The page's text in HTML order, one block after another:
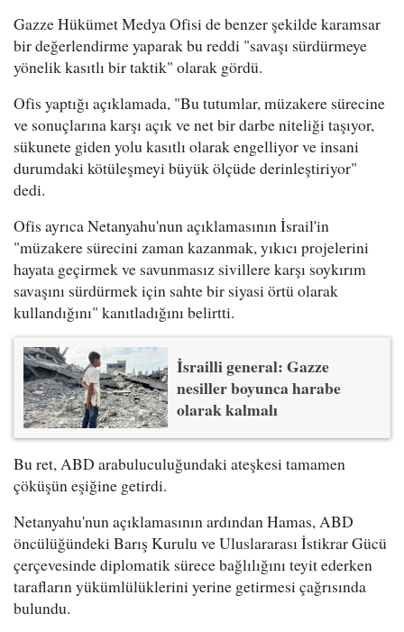
Gazze Hükümet Medya Ofisi de benzer şekilde karamsar
bir değerlendirme yaparak bu reddi "savaşı sürdürmeye
yönelik kasıtlı bir taktik" olarak gördü.
Ofis yaptığı açıklamada, "Bu tutumlar, müzakere sürecine
ve sonuçlarına karşı açık ve net bir darbe niteliği taşıyor,
sükunete giden yolu kasıtlı olarak engelliyor ve insani
durumdaki kötüleşmeyi büyük ölçüde derinleştiriyor"
dedi.
Ofis ayrıca Netanyahu'nun açıklamasının İsrail'in
"müzakere sürecini zaman kazanmak, yıkıcı projelerini
hayata geçirmek ve savunmasız sivillere karşı soykırım
savaşını sürdürmek için sahte bir siyasi örtü olarak
kullandığını" kanıtladığını belirtti.
İsrailli general: Gazze
nesiller boyunca harabe
olarak kalmalı
Bu ret, ABD arabuluculuğundaki ateşkesi tamamen
çöküşün eşiğine getirdi.
Netanyahu'nun açıklamasının ardından Hamas, ABD
öncülüğündeki Barış Kurulu ve Uluslararası İstikrar Gücü
çerçevesinde diplomatik sürece bağlılığını teyit ederken
tarafların yükümlülüklerini yerine getirmesi çağrısında
bulundu.